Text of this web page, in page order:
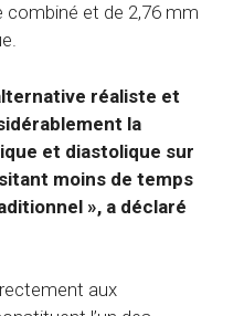
combiné et de 2,76 mm
réaliste et
la
et diastolique sur
moins de temps
», a déclaré
aux